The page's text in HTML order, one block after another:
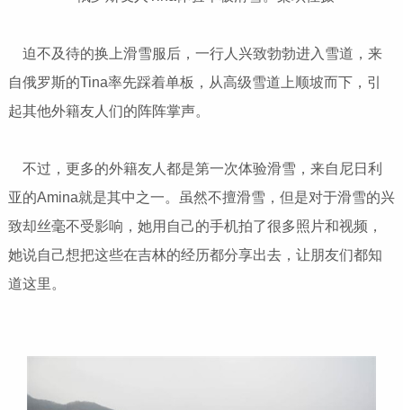
迫不及待的换上滑雪服后，一行人兴致勃勃进入雪道，来
自俄罗斯的Tina率先踩着单板，从高级雪道上顺坡而下，引
起其他外籍友人们的阵阵掌声。
不过，更多的外籍友人都是第一次体验滑雪，来自尼日利
亚的Amina就是其中之一。虽然不擅滑雪，但是对于滑雪的兴
致却丝毫不受影响，她用自己的手机拍了很多照片和视频，
她说自己想把这些在吉林的经历都分享出去，让朋友们都知
道这里。